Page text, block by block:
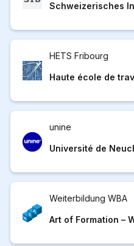
Schweizerisches
HETS Fribourg
Haute école de
unine
Université de
Weiterbildung WBA
Art of Formation –